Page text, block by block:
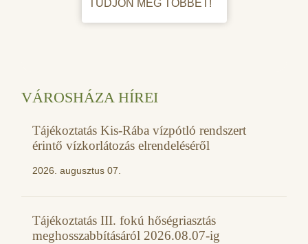
TUDJON MEG TÖBBET!
VÁROSHÁZA HÍREI
Tájékoztatás Kis-Rába vízpótló rendszert
érintő vízkorlátozás elrendeléséről
2026. augusztus 07.
Tájékoztatás III. fokú hőségriasztás
meghosszabbításáról 2026.08.07-ig